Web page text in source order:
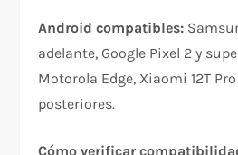
Android compatibles:
adelante, Google Pixel 2 y
Motorola Edge, Xiaomi 12T
posteriores.​
Cómo verificar